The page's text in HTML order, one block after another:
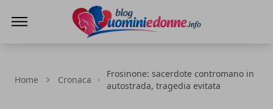
Home Cronaca
Frosinone: sacerdote contromano in
autostrada, tragedia evitata